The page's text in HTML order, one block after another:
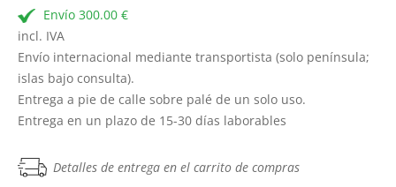
Envío 300.00 €
incl. IVA
Envío internacional mediante transportista (solo península;
islas bajo consulta).
Entrega a pie de calle sobre palé de un solo uso.
Entrega en un plazo de 15-30 días laborables
Detalles de entrega en el carrito de compras